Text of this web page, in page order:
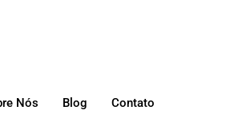
Nós Blog Contato